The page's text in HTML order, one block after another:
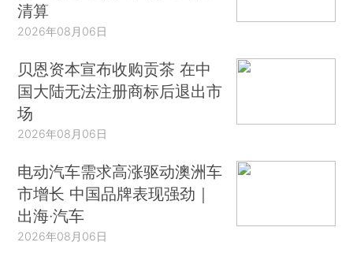
清算
2026年08月06日
贝恩资本宣布收购贡茶 在中
国大陆无法注册商标后退出市
场
2026年08月06日
电动汽车需求高涨驱动澳洲车
市增长 中国品牌表现强劲｜
出海·汽车
2026年08月06日